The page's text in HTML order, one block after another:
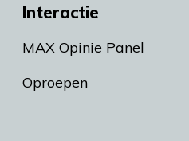
Interactie
MAX Opinie Panel
Oproepen